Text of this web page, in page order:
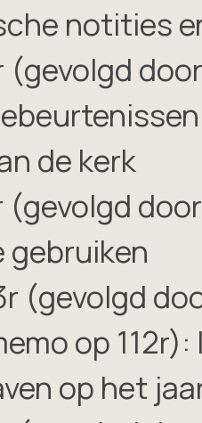
notities
(gevolgd
de kerk
(gevolgd
gebruiken
(gevolgd
op
op het